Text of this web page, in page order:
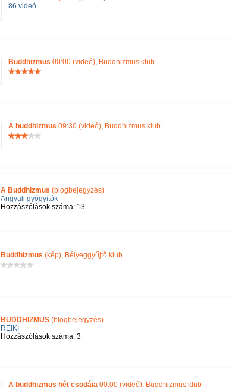
86 videó
Buddhizmus 00:00 (videó), Buddhizmus klub
A buddhizmus 09:30 (videó), Buddhizmus klub
A Buddhizmus (blogbejegyzés)
Angyali gyógyítók
Hozzászólások száma: 13
Buddhizmus (kép), Bélyeggyűjtő klub
BUDDHIZMUS(blogbejegyzés)
REIKI
Hozzászólások száma: 3
A buddhizmus hét csodája00:00 (videó), Buddhizmus klub